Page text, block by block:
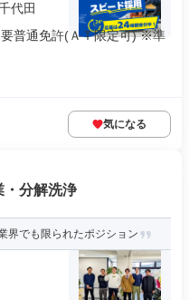
代田
普通免許(ＡＴ限定可) ※準
気になる
・分解洗浄
界でも限られたポジション